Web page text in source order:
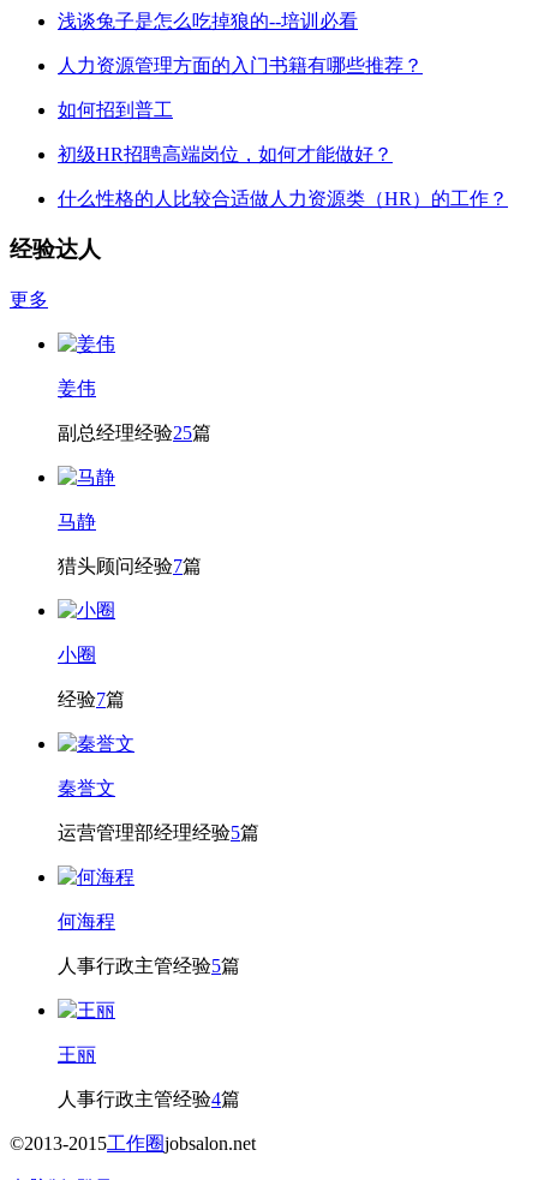
浅谈兔子是怎么吃掉狼的--培训必看
人力资源管理方面的入门书籍有哪些推荐？
如何招到普工
初级HR招聘高端岗位，如何才能做好？
什么性格的人比较合适做人力资源类（HR）的工作？
经验达人
更多
姜伟
副总经理经验25篇
马静
猎头顾问经验7篇
小圈
经验7篇
秦誉文
运营管理部经理经验5篇
何海程
人事行政主管经验5篇
王丽
人事行政主管经验4篇
©2013-2015工作圈jobsalon.net